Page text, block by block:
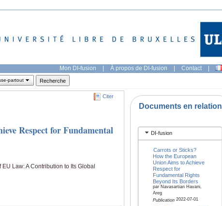
Mon DI-fusion | À propos de DI-fusion | Contact |
partout
Citer
Respect for Fundamental
Law: A Contribution to Its Global
Documents en relation
DI-fusion
Carrots or Sticks?
How the European
Union Aims to Achieve
Respect for
Fundamental Rights
Beyond Its Borders
par Navasartian Havani,
Areg
Publication2022-07-01